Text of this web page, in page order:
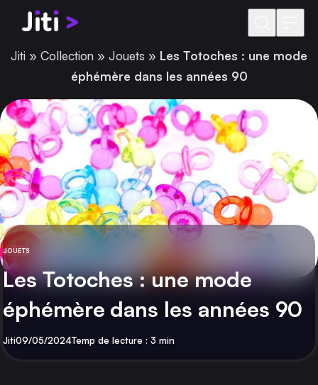
Aller au contenu
Jiti » Collection » Jouets » Les Totoches : une mode
éphémère dans les années 90
CATÉGORIE
JOUETS
Les Totoches : une mode
éphémère dans les années 90
Par
JitiPublié
09/05/2024Temp de lecture : 3 min